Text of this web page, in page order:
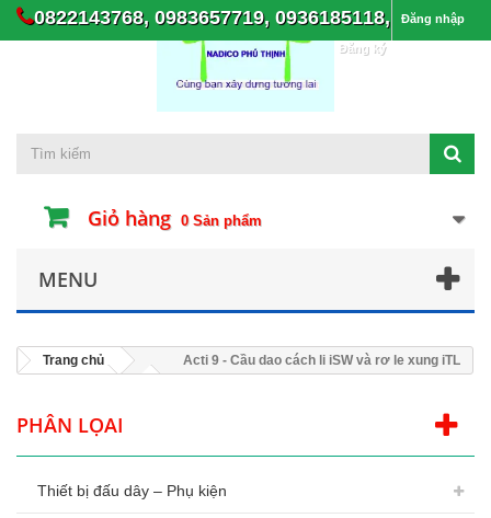
0822143768, 0983657719, 0936185118, Đăng nhập
Đăng ký
Giỏ hàng 0 Sản phẩm
MENU
Trang chủ Acti 9 - Cầu dao cách li iSW và rơ le xung iTL
PHÂN LỌAI
Thiết bị đấu dây – Phụ kiện